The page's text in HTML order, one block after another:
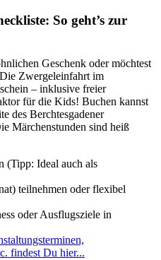
So geht’s zur
Geschenk oder möchtest
Zwergeleinfahrt im
– inklusive freier
für die Kids! Buchen kannst
des Berchtesgadener
Märchenstunden sind heiß
(Tipp: Ideal auch als
teilnehmen oder flexibel
oder Ausflugsziele in
findest Du hier...